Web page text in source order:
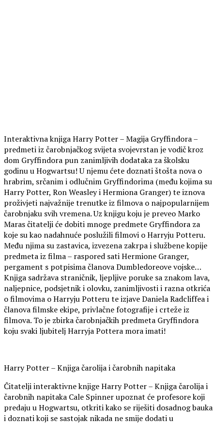
Interaktivna knjiga Harry Potter – Magija Gryffindora –
predmeti iz čarobnjačkog svijeta svojevrstan je vodič kroz
dom Gryffindora pun zanimljivih dodataka za školsku
godinu u Hogwartsu! U njemu ćete doznati štošta nova o
hrabrim, srčanim i odlučnim Gryffindorima (među kojima su
Harry Potter, Ron Weasley i Hermiona Granger) te iznova
proživjeti najvažnije trenutke iz filmova o najpopularnijem
čarobnjaku svih vremena. Uz knjigu koju je preveo Marko
Maras čitatelji će dobiti mnoge predmete Gryffindora za
koje su kao nadahnuće poslužili filmovi o Harryju Potteru.
Među njima su zastavica, izvezena zakrpa i službene kopije
predmeta iz filma – raspored sati Hermione Granger,
pergament s potpisima članova Dumbledoreove vojske…
Knjiga sadržava straničnik, ljepljive poruke sa znakom lava,
naljepnice, podsjetnik i olovku, zanimljivosti i razna otkrića
o filmovima o Harryju Potteru te izjave Daniela Radcliffea i
članova filmske ekipe, privlačne fotografije i crteže iz
filmova. To je zbirka čarobnjačkih predmeta Gryffindora
koju svaki ljubitelj Harryja Pottera mora imati!
Harry Potter – Knjiga čarolija i čarobnih napitaka
Čitatelji interaktivne knjige Harry Potter – Knjiga čarolija i
čarobnih napitaka Cale Spinner upoznat će profesore koji
predaju u Hogwartsu, otkriti kako se riješiti dosadnog bauka
i doznati koji se sastojak nikada ne smije dodati u